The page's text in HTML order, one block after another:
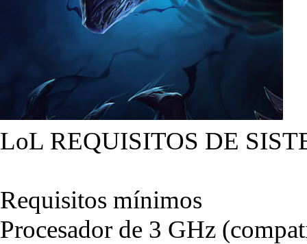
LoL REQUISITOS DE
Requisitos mínimos
Procesador de 3 GHz